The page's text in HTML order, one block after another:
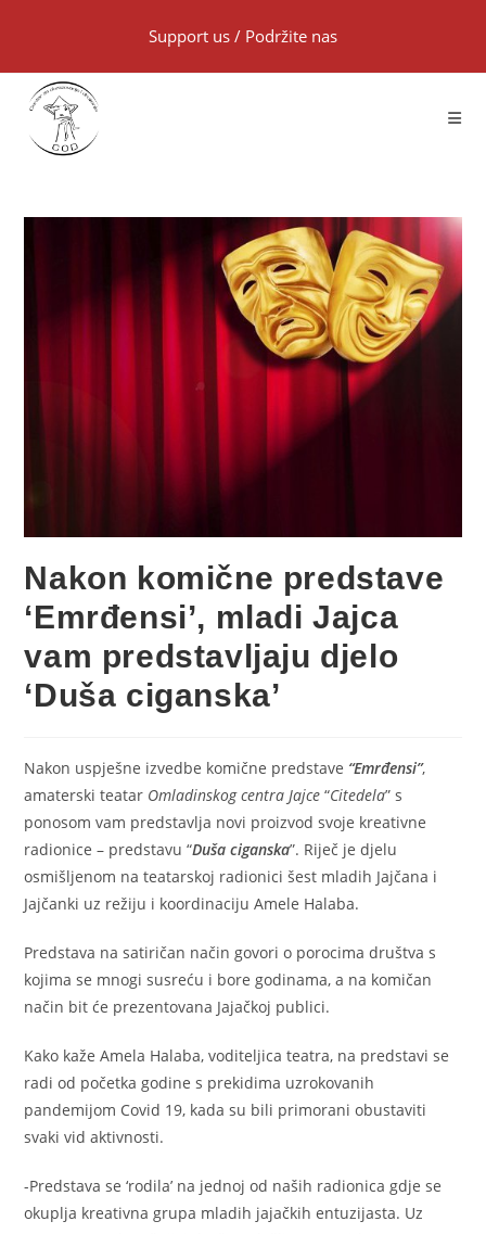
Support us / Podržite nas
Nakon komične predstave
‘Emrđensi’, mladi Jajca
vam predstavljaju djelo
‘Duša ciganska’
Nakon uspješne izvedbe komične predstave “Emrđensi”,
amaterski teatar Omladinskog centra Jajce “Citedela” s
ponosom vam predstavlja novi proizvod svoje kreativne
radionice – predstavu “Duša ciganska”. Riječ je djelu
osmišljenom na teatarskoj radionici šest mladih Jajčana i
Jajčanki uz režiju i koordinaciju Amele Halaba.
Predstava na satiričan način govori o porocima društva s
kojima se mnogi susreću i bore godinama, a na komičan
način bit će prezentovana Jajačkoj publici.
Kako kaže Amela Halaba, voditeljica teatra, na predstavi se
radi od početka godine s prekidima uzrokovanih
pandemijom Covid 19, kada su bili primorani obustaviti
svaki vid aktivnosti.
-Predstava se ‘rodila’ na jednoj od naših radionica gdje se
okuplja kreativna grupa mladih jajačkih entuzijasta. Uz